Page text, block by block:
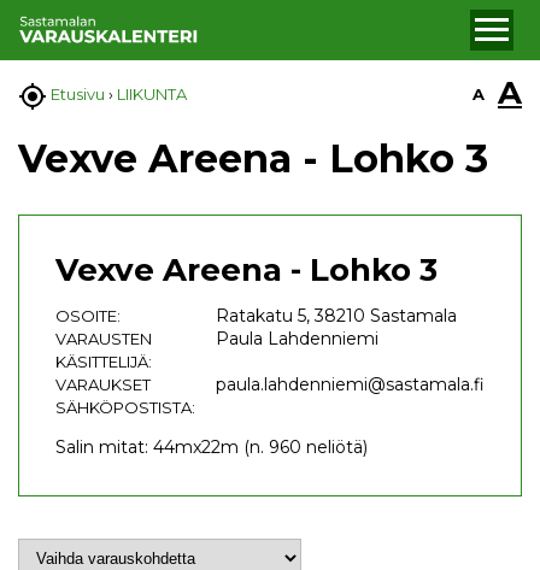
 Etusivu › LIIKUNTA A A
Vexve Areena - Lohko 3
Vexve Areena - Lohko 3
OSOITE: Ratakatu 5, 38210 Sastamala
VARAUSTEN
KÄSITTELIJÄ:
Paula Lahdenniemi
VARAUKSET
SÄHKÖPOSTISTA:
paula.lahdenniemi@sastamala.fi
Salin mitat: 44mx22m (n. 960 neliötä)